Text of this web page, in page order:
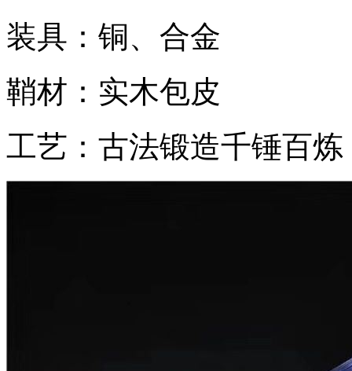
装具：铜、合金
鞘材：实木包皮
工艺：古法锻造千锤百